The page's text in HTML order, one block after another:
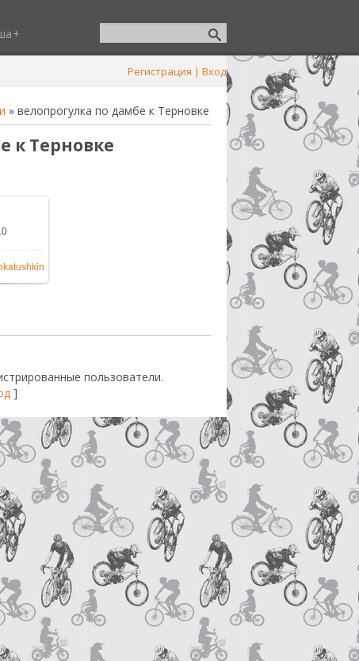
Регистрация | Вход
» велопрогулка по дамбе к Терновке
к Терновке
пользователи.
]